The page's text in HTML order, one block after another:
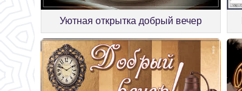
Уютная открытка добрый вечер